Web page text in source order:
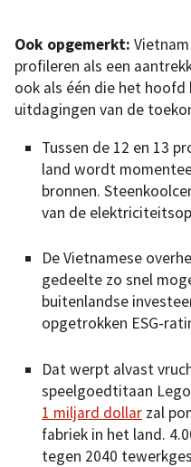
Ook opgemerkt:
profileren als een
ook als één die het
uitdagingen van de
Tussen de 12 en 13
land wordt
bronnen.
van de
De Vietnamese
gedeelte zo snel
buitenlandse
opgetrokken ESG-
Dat werpt alvast
speelgoedtitaan
1 miljard dollar zal
fabriek in het land.
tegen 2040